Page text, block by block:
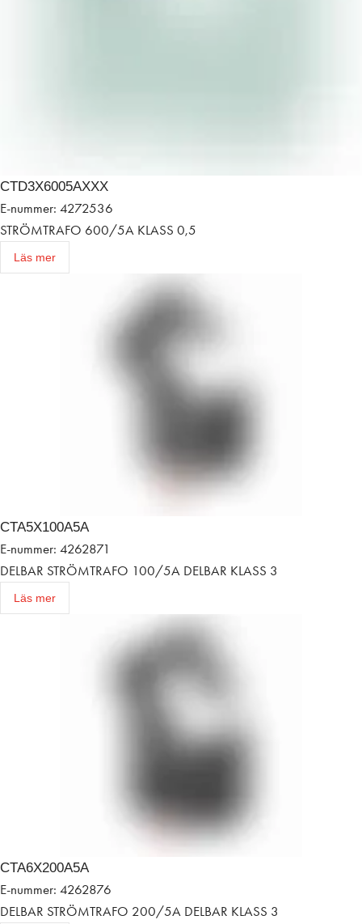
CTD3X6005AXXX
E-nummer: 4272536
STRÖMTRAFO 600/5A KLASS 0,5
Läs mer
CTA5X100A5A
E-nummer: 4262871
DELBAR STRÖMTRAFO 100/5A DELBAR KLASS 3
Läs mer
CTA6X200A5A
E-nummer: 4262876
DELBAR STRÖMTRAFO 200/5A DELBAR KLASS 3